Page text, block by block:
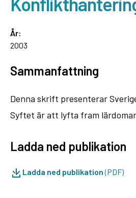
År:
2003
Sammanfattning
Denna skrift presenterar
Syftet är att lyfta fram
Ladda ned publikation
Ladda ned publikation(PDF)